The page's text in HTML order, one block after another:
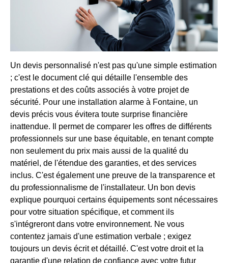
Un devis personnalisé n'est pas qu'une simple estimation
; c'est le document clé qui détaille l'ensemble des
prestations et des coûts associés à votre projet de
sécurité. Pour une installation alarme à Fontaine, un
devis précis vous évitera toute surprise financière
inattendue. Il permet de comparer les offres de différents
professionnels sur une base équitable, en tenant compte
non seulement du prix mais aussi de la qualité du
matériel, de l'étendue des garanties, et des services
inclus. C'est également une preuve de la transparence et
du professionnalisme de l'installateur. Un bon devis
explique pourquoi certains équipements sont nécessaires
pour votre situation spécifique, et comment ils
s'intégreront dans votre environnement. Ne vous
contentez jamais d'une estimation verbale ; exigez
toujours un devis écrit et détaillé. C'est votre droit et la
garantie d'une relation de confiance avec votre futur